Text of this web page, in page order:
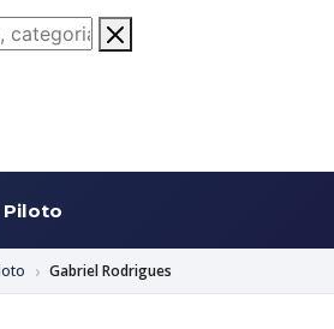
Piloto
Gabriel Rodrigues